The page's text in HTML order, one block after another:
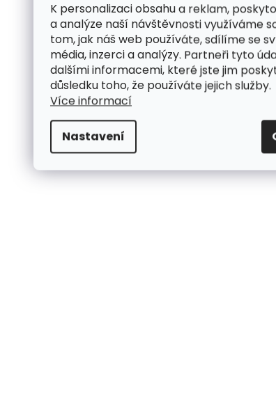
K personalizaci obsahu a reklam,
a analýze naší návštěvnosti využíváme
tom, jak náš web používáte, sdílíme se
média, inzerci a analýzy. Partneři tyto
dalšími informacemi, které jste jim
důsledku toho, že používáte jejich služby.
Více informací
Nastavení